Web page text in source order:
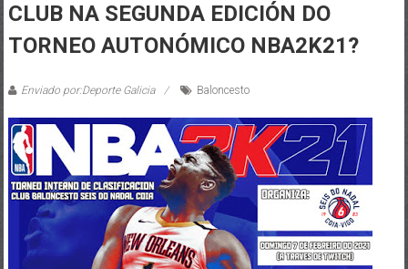
CLUB NA SEGUNDA EDICIÓN DO
TORNEO AUTONÓMICO NBA2K21?
Enviado por:Deporte Galicia Baloncesto